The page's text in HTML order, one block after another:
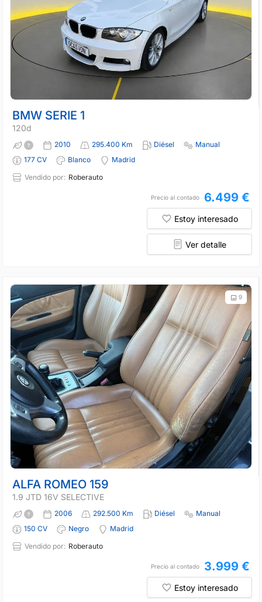
BMW SERIE 1
120d
2010 295.400 Km Diésel
Manual
177 CV
Blanco
Madrid
Vendido por: Roberauto
Precio al contado 6.499 €
Estoy interesado
Ver detalle
9
ALFA ROMEO 159
1.9 JTD 16V SELECTIVE
2006 292.500 Km Diésel
Manual
150 CV
Negro
Madrid
Vendido por: Roberauto
Precio al contado 3.999 €
Estoy interesado